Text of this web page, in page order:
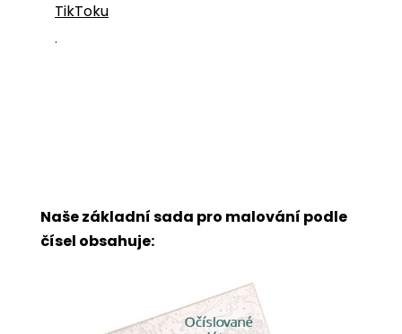
TikToku
.
Naše základní sada pro malování podle
čísel obsahuje: